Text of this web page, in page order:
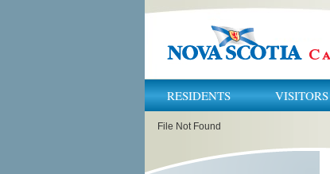
RESIDENTS VISITORS
File Not Found